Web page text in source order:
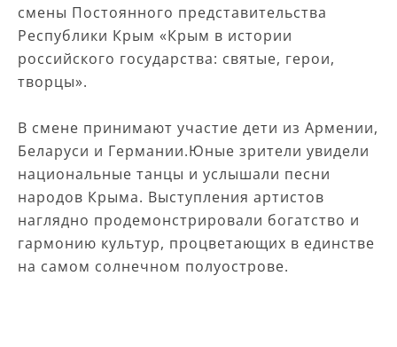
смены Постоянного представительства
Республики Крым «Крым в истории
российского государства: святые, герои,
творцы».
В смене принимают участие дети из Армении,
Беларуси и Германии.Юные зрители увидели
национальные танцы и услышали песни
народов Крыма. Выступления артистов
наглядно продемонстрировали богатство и
гармонию культур, процветающих в единстве
на самом солнечном полуострове.